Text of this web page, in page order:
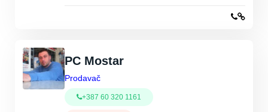
PC Mostar
Prodavač
+387 60 320 1161